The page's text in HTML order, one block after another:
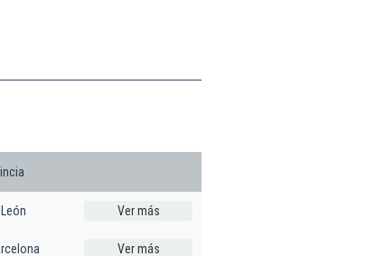
León Ver más
Ver más